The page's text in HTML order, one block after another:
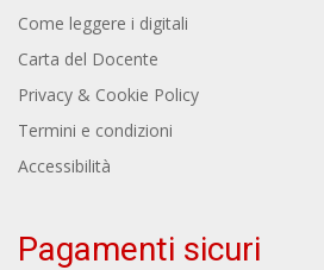
Come leggere i digitali
Carta del Docente
Privacy & Cookie Policy
Termini e condizioni
Accessibilità
Pagamenti sicuri